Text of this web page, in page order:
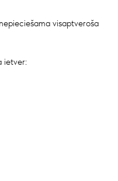
visaptveroša
ietver: